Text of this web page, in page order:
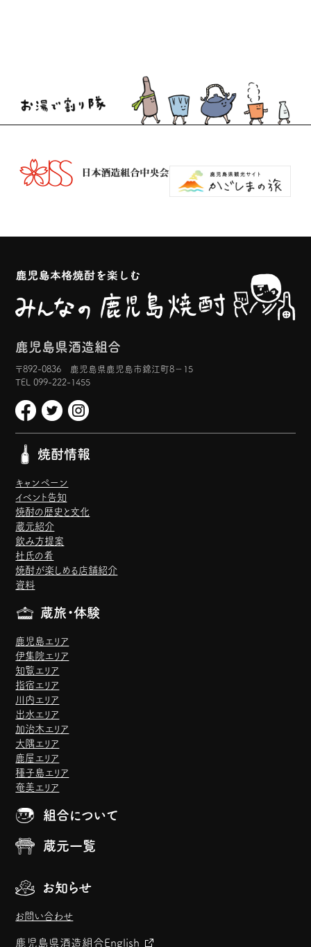
鹿児島県酒造組合
〒892-0836 鹿児島県鹿児島市錦江町8−15
TEL 099-222-1455
焼酎情報
キャンペーン
イベント告知
焼酎の歴史と文化
蔵元紹介
飲み方提案
杜氏の肴
焼酎が楽しめる店舗紹介
資料
蔵旅・体験
鹿児島エリア
伊集院エリア
知覧エリア
指宿エリア
川内エリア
出水エリア
加治木エリア
大隅エリア
鹿屋エリア
種子島エリア
奄美エリア
組合について
蔵元一覧
お知らせ
お問い合わせ
鹿児島県酒造組合English